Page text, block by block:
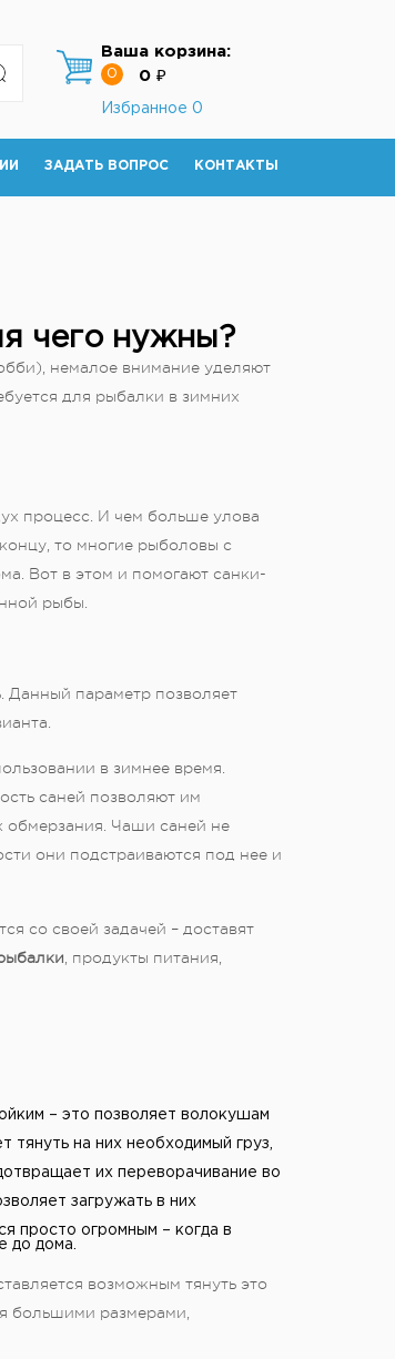
Ваша корзина:
0 0 ₽
Избранное 0
ЗАДАТЬ ВОПРОС КОНТАКТЫ
чего нужны?
немалое внимание уделяют
для рыбалки в зимних
процесс. И чем больше улова
то многие рыболовы с
Вот в этом и помогают санки-
рыбы.
Данный параметр позволяет
в зимнее время.
саней позволяют им
обмерзания. Чаши саней не
они подстраиваются под нее и
со своей задачей – доставят
, продукты питания,
– это позволяет волокушам
тянуть на них необходимый груз,
их переворачивание во
загружать в них
просто огромным – когда в
до дома.
возможным тянуть это
большими размерами,